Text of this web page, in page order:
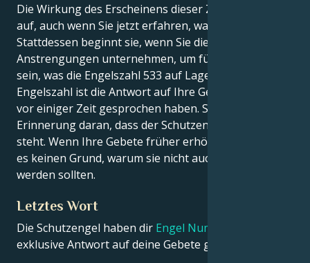
Die Wirkung des Erscheinens dieser Zahl hört nie
auf, auch wenn Sie jetzt erfahren, was sie bedeutet.
Stattdessen beginnt sie, wenn Sie die erforderlichen
Anstrengungen unternehmen, um für alles bereit zu
sein, was die Engelszahl 533 auf Lager hat. Diese
Engelszahl ist die Antwort auf Ihre Gebete, die Sie
vor einiger Zeit gesprochen haben. Sie ist eine
Erinnerung daran, dass der Schutzengel hinter Ihnen
steht. Wenn Ihre Gebete früher erhört wurden, gibt
es keinen Grund, warum sie nicht auch jetzt erhört
werden sollten.
Letztes Wort
Die Schutzengel haben dir Engel Nummer 533
exklusive Antwort auf deine Gebete geschickt.